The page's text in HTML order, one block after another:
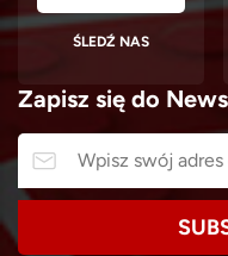
Zapisz się do
ŚLEDŹ NAS